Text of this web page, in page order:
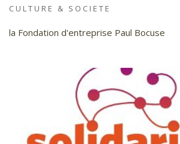
CULTURE & SOCIETE
la Fondation d'entreprise Paul Bocuse